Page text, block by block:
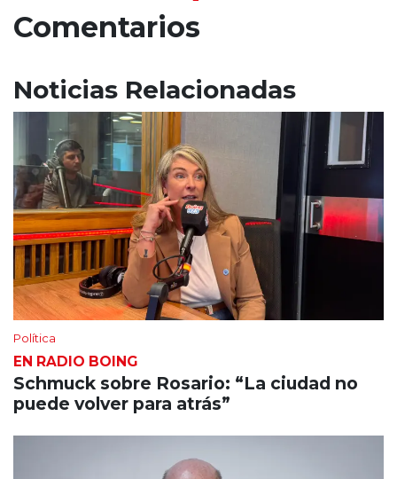
Comentarios
Noticias Relacionadas
Política
EN RADIO BOING
Schmuck sobre Rosario: “La ciudad no
puede volver para atrás”